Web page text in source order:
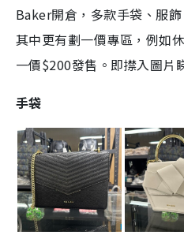
Baker開倉，多款手袋、服
其中更有劃一價專區，例如
一價$200發售。即㩒入圖片
手袋